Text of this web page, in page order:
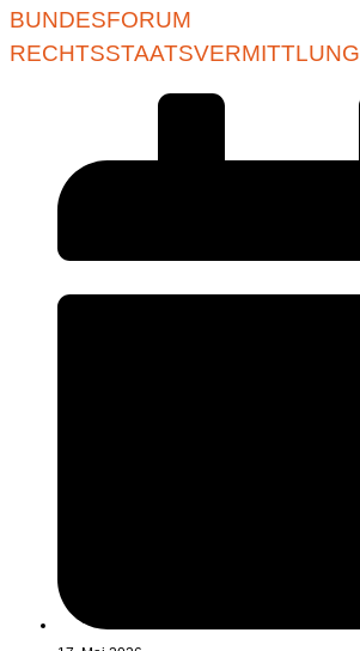
BUNDESFORUM
RECHTSSTAATSVERMITTLUNG